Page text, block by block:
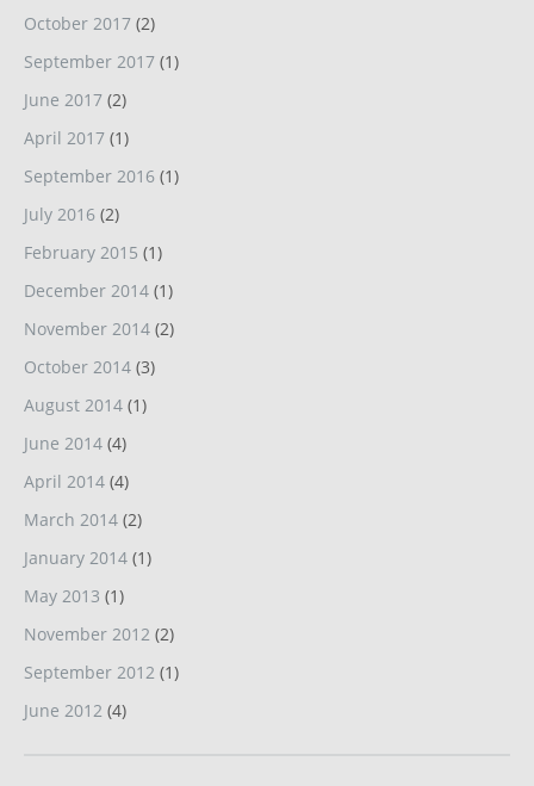
October 2017 (2)
September 2017 (1)
June 2017 (2)
April 2017 (1)
September 2016 (1)
July 2016 (2)
February 2015 (1)
December 2014 (1)
November 2014 (2)
October 2014 (3)
August 2014 (1)
June 2014 (4)
April 2014 (4)
March 2014 (2)
January 2014 (1)
May 2013 (1)
November 2012 (2)
September 2012 (1)
June 2012 (4)